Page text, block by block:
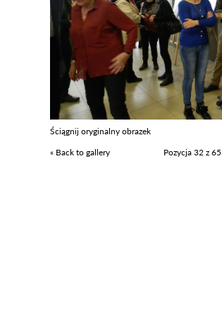
Ściągnij oryginalny obrazek
« Back to gallery
Pozycja 32 z 65